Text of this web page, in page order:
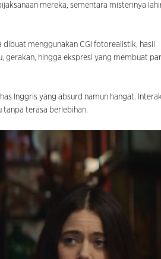
mereka, sementara misterinya
menggunakan CGI fotorealistik, hasil
gerakan, hingga ekspresi yang membuat
Inggris yang absurd namun hangat.
terasa berlebihan.